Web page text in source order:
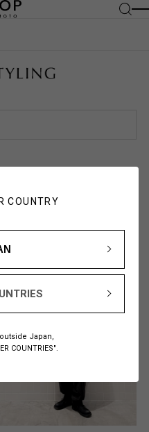
COUNTRY
Japan,
COUNTRIES".